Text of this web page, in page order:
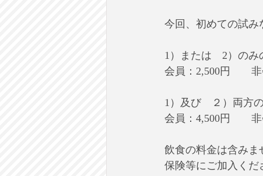
今回、初めての試み
1）または　2）のみ
会員：2,500円　　
1）及び　２）両方
会員：4,500円　　
飲食の料金は含み
保険等にご加入くだ